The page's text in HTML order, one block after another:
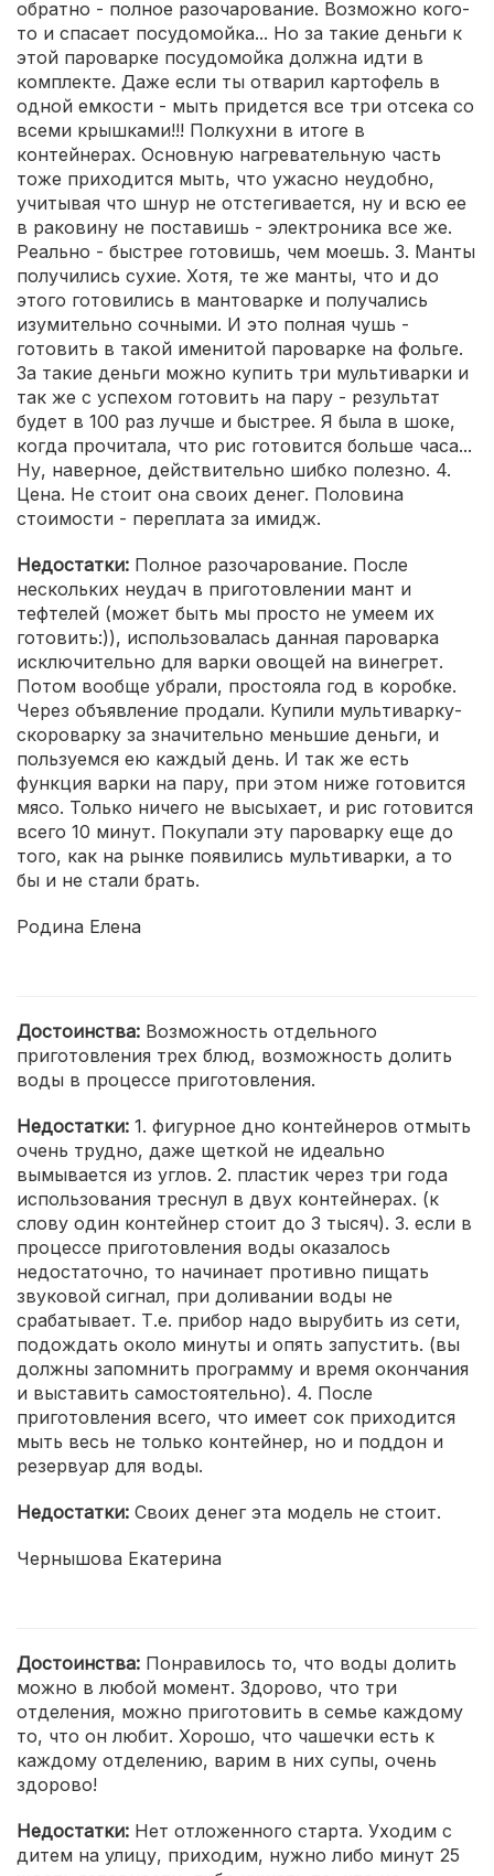
обратно - полное разочарование. Возможно кого-
то и спасает посудомойка... Но за такие деньги к
этой пароварке посудомойка должна идти в
комплекте. Даже если ты отварил картофель в
одной емкости - мыть придется все три отсека со
всеми крышками!!! Полкухни в итоге в
контейнерах. Основную нагревательную часть
тоже приходится мыть, что ужасно неудобно,
учитывая что шнур не отстегивается, ну и всю ее
в раковину не поставишь - электроника все же.
Реально - быстрее готовишь, чем моешь. 3. Манты
получились сухие. Хотя, те же манты, что и до
этого готовились в мантоварке и получались
изумительно сочными. И это полная чушь -
готовить в такой именитой пароварке на фольге.
За такие деньги можно купить три мультиварки и
так же с успехом готовить на пару - результат
будет в 100 раз лучше и быстрее. Я была в шоке,
когда прочитала, что рис готовится больше часа...
Ну, наверное, действительно шибко полезно. 4.
Цена. Не стоит она своих денег. Половина
стоимости - переплата за имидж.
Недостатки: Полное разочарование. После
нескольких неудач в приготовлении мант и
тефтелей (может быть мы просто не умеем их
готовить:)), использовалась данная пароварка
исключительно для варки овощей на винегрет.
Потом вообще убрали, простояла год в коробке.
Через объявление продали. Купили мультиварку-
скороварку за значительно меньшие деньги, и
пользуемся ею каждый день. И так же есть
функция варки на пару, при этом ниже готовится
мясо. Только ничего не высыхает, и рис готовится
всего 10 минут. Покупали эту пароварку еще до
того, как на рынке появились мультиварки, а то
бы и не стали брать.
Родина Елена
Достоинства: Возможность отдельного
приготовления трех блюд, возможность долить
воды в процессе приготовления.
Недостатки: 1. фигурное дно контейнеров отмыть
очень трудно, даже щеткой не идеально
вымывается из углов. 2. пластик через три года
использования треснул в двух контейнерах. (к
слову один контейнер стоит до 3 тысяч). 3. если в
процессе приготовления воды оказалось
недостаточно, то начинает противно пищать
звуковой сигнал, при доливании воды не
срабатывает. Т.е. прибор надо вырубить из сети,
подождать около минуты и опять запустить. (вы
должны запомнить программу и время окончания
и выставить самостоятельно). 4. После
приготовления всего, что имеет сок приходится
мыть весь не только контейнер, но и поддон и
резервуар для воды.
Недостатки: Своих денег эта модель не стоит.
Чернышова Екатерина
Достоинства: Понравилось то, что воды долить
можно в любой момент. Здорово, что три
отделения, можно приготовить в семье каждому
то, что он любит. Хорошо, что чашечки есть к
каждому отделению, варим в них супы, очень
здорово!
Недостатки: Нет отложенного старта. Уходим с
дитем на улицу, приходим, нужно либо минут 25